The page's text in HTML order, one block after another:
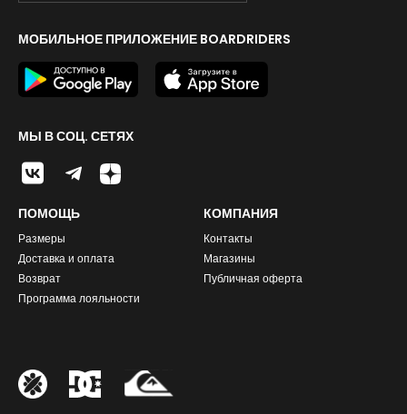
МОБИЛЬНОЕ ПРИЛОЖЕНИЕ BOARDRIDERS
МЫ В СОЦ. СЕТЯХ
ПОМОЩЬ
Размеры
Доставка и оплата
Возврат
Программа лояльности
КОМПАНИЯ
Контакты
Магазины
Публичная оферта